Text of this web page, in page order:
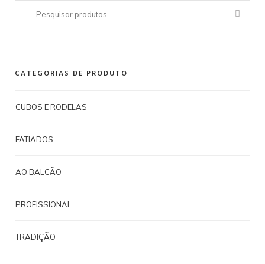
CATEGORIAS DE PRODUTO
CUBOS E RODELAS
FATIADOS
AO BALCÃO
PROFISSIONAL
TRADIÇÃO